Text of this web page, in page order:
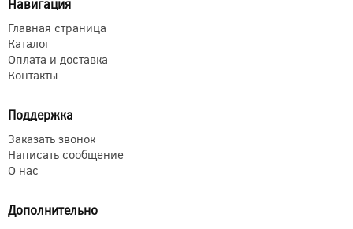
Навигация
Главная страница
Каталог
Оплата и доставка
Контакты
Поддержка
Заказать звонок
Написать сообщение
О нас
Дополнительно